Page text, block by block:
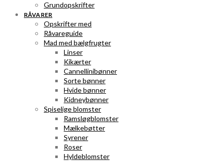
Grundopskrifter
RÅVARER
Opskrifter med
Råvareguide
Mad med bælgfrugter
Linser
Kikærter
Cannellinibønner
Sorte bønner
Hvide bønner
Kidneybønner
Spiselige blomster
Ramsløgblomster
Mælkebøtter
Syrener
Roser
Hyldeblomster